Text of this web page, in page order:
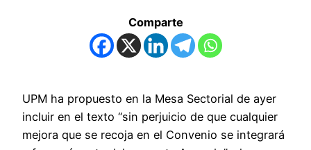
Comparte
UPM ha propuesto en la Mesa Sectorial de ayer
incluir en el texto “sin perjuicio de que cualquier
mejora que se recoja en el Convenio se integrará